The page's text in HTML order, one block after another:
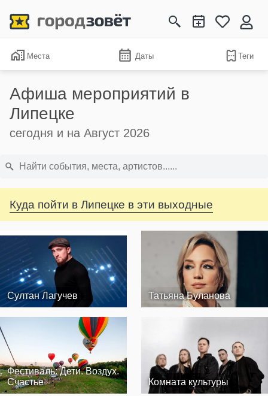
Места Даты Теги
Афиша мероприятий в
Липецке
сегодня и на Август 2026
Куда пойти в Липецке в эти выходные
Султан Лагучев Татьяна Буланова
Фестиваль: Дети. Воздух.
Счастье
Комната культуры